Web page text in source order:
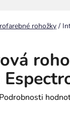
rohožky /
Podrobnosti